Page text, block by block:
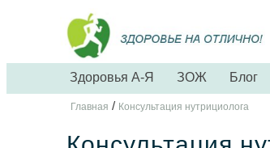
Здоровья А-Я ЗОЖ Блог
Главная / Консультация нутрициолога